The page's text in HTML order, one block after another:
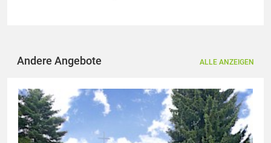
Andere Angebote ALLE ANZEIGEN